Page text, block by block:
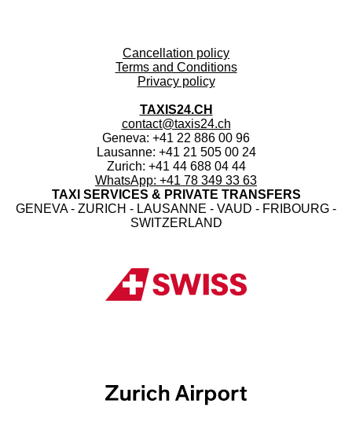
Cancellation policy
Terms and Conditions
Privacy policy
TAXIS24.CH
contact@taxis24.ch
Geneva: +41 22 886 00 96
Lausanne: +41 21 505 00 24
Zurich: +41 44 688 04 44
WhatsApp: +41 78 349 33 63
TAXI SERVICES & PRIVATE TRANSFERS
GENEVA - ZURICH - LAUSANNE - VAUD - FRIBOURG -
SWITZERLAND